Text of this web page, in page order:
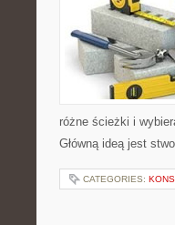
różne ścieżki i
Główną ideą jest
CATEGORIES: